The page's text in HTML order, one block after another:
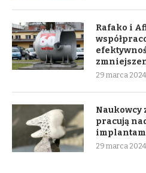
Rafako i
29 marca 2024
Naukowcy
pracują
29 marca 2024